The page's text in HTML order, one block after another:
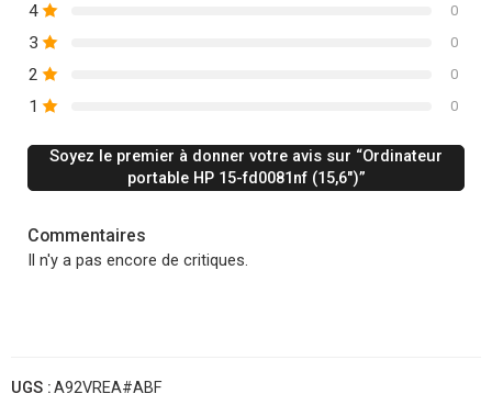
4 0
3 0
2 0
1 0
Soyez le premier à donner votre avis sur “Ordinateur
portable HP 15-fd0081nf (15,6″)”
Commentaires
Il n'y a pas encore de critiques.
UGS :A92VREA#ABF